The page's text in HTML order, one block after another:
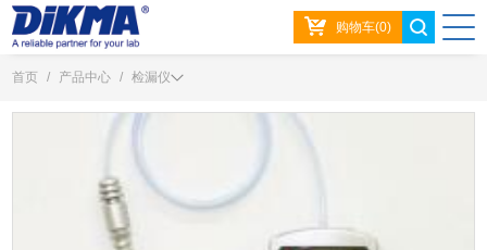
购物车(0)
首页 / 产品中心 / 检漏仪